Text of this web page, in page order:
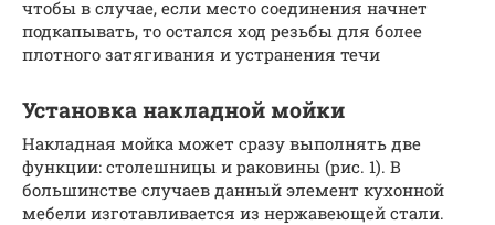
чтобы в случае, если место соединения начнет
подкапывать, то остался ход резьбы для более
плотного затягивания и устранения течи
Установка накладной мойки
Накладная мойка может сразу выполнять две
функции: столешницы и раковины (рис. 1). В
большинстве случаев данный элемент кухонной
мебели изготавливается из нержавеющей стали.